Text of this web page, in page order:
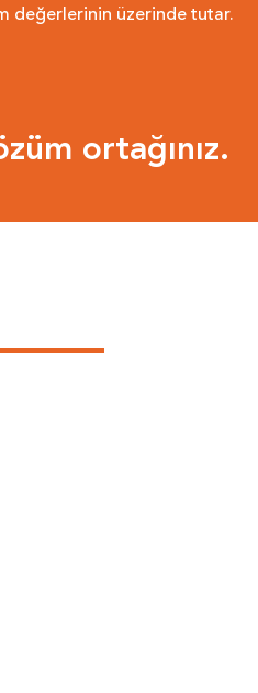
değerlerinin üzerinde tutar.
ortağınız.